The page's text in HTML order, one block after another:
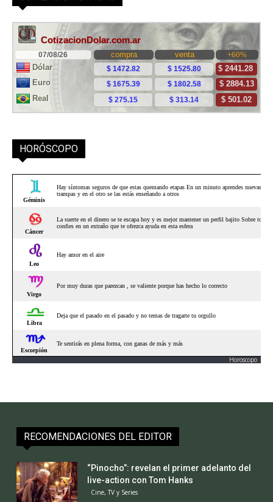
HORÓSCOPO
Horoscopo
RECOMENDACIONES DEL EDITOR
“Pinocho”: revelan el primer adelanto del
live-action con Tom Hanks
Cine, TV y Series